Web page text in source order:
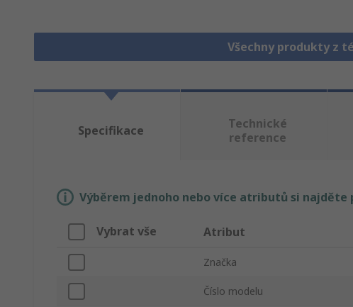
Všechny produkty z
Specifikace
Technické
reference
Výběrem jednoho nebo více atributů si najděte
Vybrat vše Atribut
Značka
Číslo modelu